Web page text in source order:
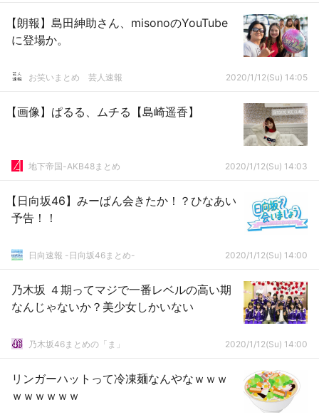
【朗報】島田紳助さん、misonoのYouTube
に登場か。
お笑いまとめ 芸人速報 2020/1/12(Su) 14:05
【画像】ぱるる、ムチる【島崎遥香】
地下帝国-AKB48まとめ 2020/1/12(Su) 14:03
【日向坂46】みーぱん会きたか！？ひなあい
予告！！
日向速報 -日向坂46まとめ- 2020/1/12(Su) 14:00
乃木坂 ４期ってマジで一番レベルの高い期
なんじゃないか？美少女しかいない
乃木坂46まとめの「ま」 2020/1/12(Su) 14:00
リンガーハットって冷凍麺なんやなｗｗｗ
ｗｗｗｗｗｗ